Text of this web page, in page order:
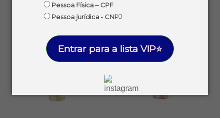
Pessoa Física – CPF
Pessoa jurídica - CNPJ
Entrar para a lista VIP⭐